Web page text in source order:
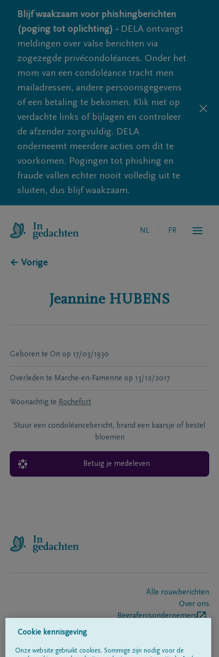
Blijf waakzaam voor phishingberichten
(poging tot oplichting) - DELA ontvangt
meldingen over valse berichten via
zogezegde privécondoléances. Onder het
mom van een condoléance tracht men
mailadressen, andere persoonsgegevens
of een betaling te bekomen. Klik niet op
verdachte links of bijlagen en controleer
de afzender zorgvuldig. DELA
onderneemt meerdere acties om dit te
voorkomen. Pogingen tot phishing en
fraude vallen echter nooit volledig uit te
sluiten, dus blijf waakzaam.
NL FR
← Vorige
Jeannine HUBENS
Geboren te On op 17/03/1930
Overleden te Marche-en-Famenne op 13/12/2017
Woonachtig te Rochefort
Stuur een condoléancebericht, brand een kaarsje of bestel
bloemen
Betuig je medeleven
Alle rouwberichten
Over ons
Begrafenisondernemers
Cookie kennisgeving
Onze website gebruikt cookies. Sommige zijn nodig voor de